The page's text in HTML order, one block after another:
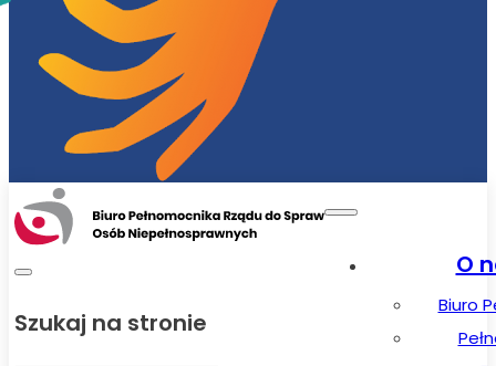
Szukaj na stronie
O
Biuro